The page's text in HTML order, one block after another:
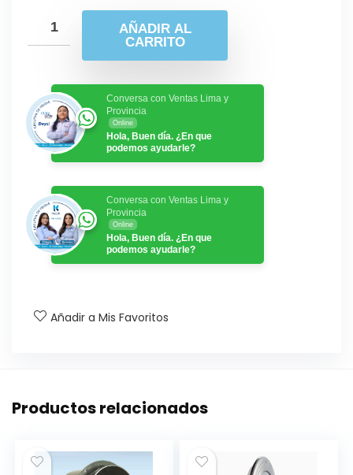
AÑADIR AL
CARRITO
Conversa con Ventas Lima y
Provincia
Online
Hola, Buen día. ¿En que
podemos ayudarle?
Conversa con Ventas Lima y
Provincia
Online
Hola, Buen día. ¿En que
podemos ayudarle?
Añadir a Mis Favoritos
Productos relacionados